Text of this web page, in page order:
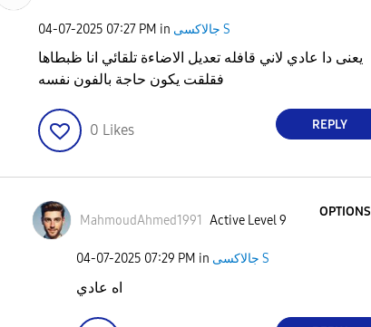
‎04-07-2025 07:27 PM in جالاكسى S
يعنى دا عادي لاني قافله تعديل الاضاءة تلقائي انا ظبطاها
فقلقت يكون حاجة بالفون نفسه
0 Likes REPLY
MahmoudAhmed1991 Active Level 9
OPTIONS
‎04-07-2025 07:29 PM in جالاكسى S
اه عادي